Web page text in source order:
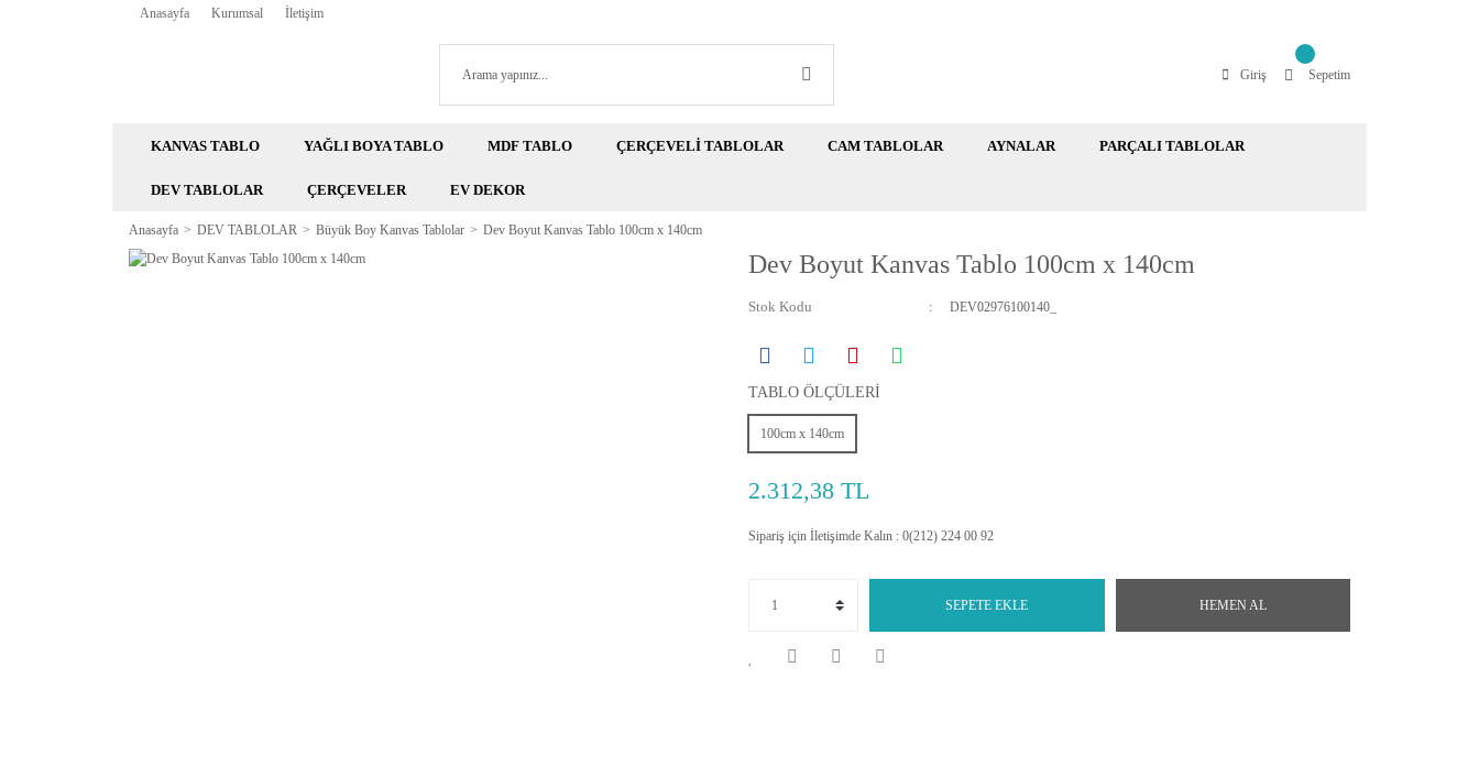
Anasayfa Kurumsal İletişim
Giriş Sepetim
KANVAS TABLO YAĞLI BOYA TABLO MDF TABLO ÇERÇEVELİ TABLOLAR CAM TABLOLAR AYNALAR PARÇALI TABLOLAR
DEV TABLOLAR ÇERÇEVELER EV DEKOR
Anasayfa DEV TABLOLAR Büyük Boy Kanvas Tablolar Dev Boyut Kanvas Tablo 100cm x 140cm
Dev Boyut Kanvas Tablo 100cm x 140cm
Stok Kodu DEV02976100140_
TABLO ÖLÇÜLERİ
100cm x 140cm
2.312,38 TL
Sipariş için İletişimde Kalın : 0(212) 224 00 92
SEPETE EKLE HEMEN AL